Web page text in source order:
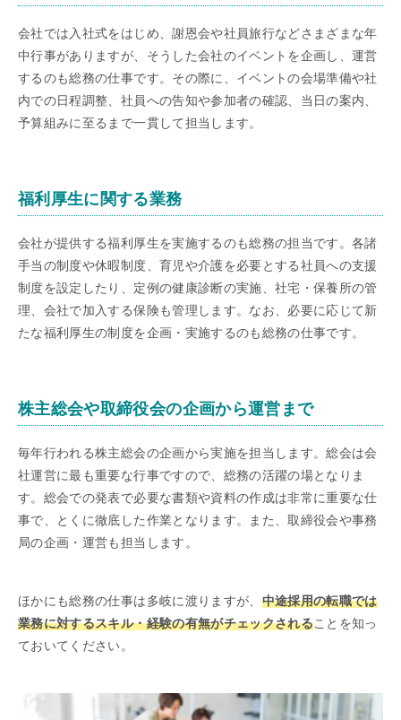
会社では入社式をはじめ、謝恩会や社員旅行などさまざまな年
中行事がありますが、そうした会社のイベントを企画し、運営
するのも総務の仕事です。その際に、イベントの会場準備や社
内での日程調整、社員への告知や参加者の確認、当日の案内、
予算組みに至るまで一貫して担当します。
福利厚生に関する業務
会社が提供する福利厚生を実施するのも総務の担当です。各諸
手当の制度や休暇制度、育児や介護を必要とする社員への支援
制度を設定したり、定例の健康診断の実施、社宅・保養所の管
理、会社で加入する保険も管理します。なお、必要に応じて新
たな福利厚生の制度を企画・実施するのも総務の仕事です。
株主総会や取締役会の企画から運営まで
毎年行われる株主総会の企画から実施を担当します。総会は会
社運営に最も重要な行事ですので、総務の活躍の場となりま
す。総会での発表で必要な書類や資料の作成は非常に重要な仕
事で、とくに徹底した作業となります。また、取締役会や事務
局の企画・運営も担当します。
ほかにも総務の仕事は多岐に渡りますが、 中途採用の転職では
業務に対するスキル・経験の有無がチェックされることを知っ
ておいてください。